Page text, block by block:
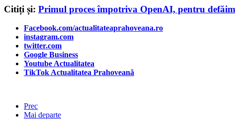
Citiți și: Primul proces împotriva OpenAI, pentru
Facebook.com/actualitateaprahoveana.ro
instagram.com
twitter.com
Google Business
Youtube Actualitatea
TikTok Actualitatea Prahoveană
Prec
Mai departe